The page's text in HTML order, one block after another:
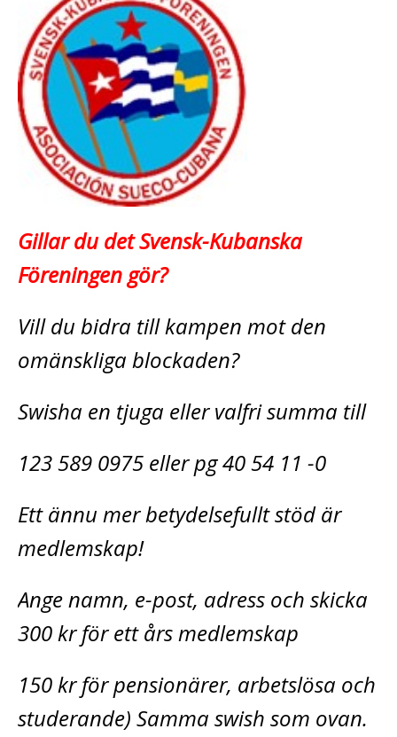
Gillar du det Svensk-Kubanska
Föreningen gör?
Vill du bidra till kampen mot den
omänskliga blockaden?
Swisha en tjuga eller valfri summa till
123 589 0975 eller pg 40 54 11 -0
Ett ännu mer betydelsefullt stöd är
medlemskap!
Ange namn, e-post, adress och skicka
300 kr för ett års medlemskap
150 kr för pensionärer, arbetslösa och
studerande) Samma swish som ovan.